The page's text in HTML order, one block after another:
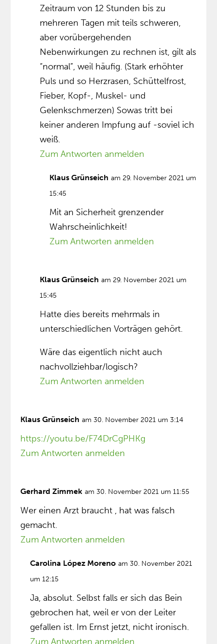
Zeitraum von 12 Stunden bis zu
mehreren Tagen mit teils schweren,
aber vorübergehenden
Nebenwirkungen zu rechnen ist, gilt als
“normal”, weil häufig. (Stark erhöhter
Puls und so Herzrasen, Schüttelfrost,
Fieber, Kopf-, Muskel- und
Gelenkschmerzen) Sowas tritt bei
keiner anderen Impfung auf -soviel ich
weiß.
Zum Antworten anmelden
Klaus Grünseich am 29. November 2021 um
15:45
Mit an Sicherheit grenzender
Wahrscheinlichkeit!
Zum Antworten anmelden
Klaus Grünseich am 29. November 2021 um
15:45
Hatte dies bereits mehrmals in
unterschiedlichen Vorträgen gehört.
Wäre das eigentlich nicht auch
nachvollziehbar/logisch?
Zum Antworten anmelden
Klaus Grünseich am 30. November 2021 um 3:14
https://youtu.be/F74DrCgPHKg
Zum Antworten anmelden
Gerhard Zimmek am 30. November 2021 um 11:55
Wer einen Arzt braucht , hat was falsch
gemacht.
Zum Antworten anmelden
Carolina López Moreno am 30. November 2021
um 12:15
Ja, absolut. Selbst falls er sich das Bein
gebrochen hat, weil er von der Leiter
gefallen ist. Im Ernst jetzt, nicht ironisch.
Zum Antworten anmelden